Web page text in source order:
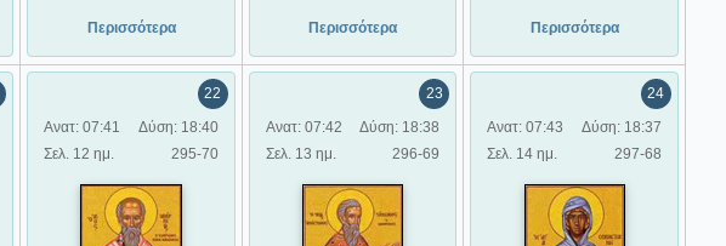
Περισσότερα Περισσότερα Περισσότερα
22
Ανατ: 07:41
Δύση: 18:40
Σελ. 12 ημ.
295-70
23
Ανατ: 07:42
Δύση: 18:38
Σελ. 13 ημ.
296-69
24
Ανατ: 07:43
Δύση: 18:37
Σελ. 14 ημ.
297-68